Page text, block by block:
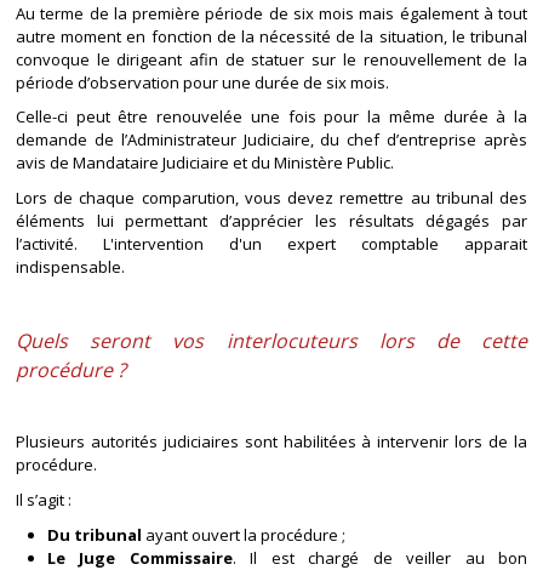
Au terme de la première période de six mois mais également à tout
autre moment en fonction de la nécessité de la situation, le tribunal
convoque le dirigeant afin de statuer sur le renouvellement de la
période d’observation pour une durée de six mois.
Celle-ci peut être renouvelée une fois pour la même durée à la
demande de l’Administrateur Judiciaire, du chef d’entreprise après
avis de Mandataire Judiciaire et du Ministère Public.
Lors de chaque comparution, vous devez remettre au tribunal des
éléments lui permettant d’apprécier les résultats dégagés par
l’activité. L'intervention d'un expert comptable apparait
indispensable.
Quels seront vos interlocuteurs lors de cette
procédure ?
Plusieurs autorités judiciaires sont habilitées à intervenir lors de la
procédure.
Il s’agit :
Du tribunal ayant ouvert la procédure ;
Le Juge Commissaire. Il est chargé de veiller au bon